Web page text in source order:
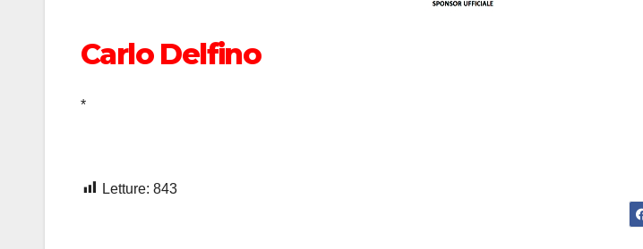
Carlo Delfino
*
Letture: 843